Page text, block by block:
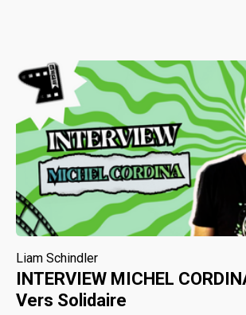
Liam Schindler
INTERVIEW MICHEL
Vers Solidaire